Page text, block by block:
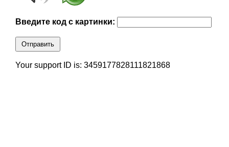
Введите код с картинки:
Отправить
Your support ID is: 3459177828111821868